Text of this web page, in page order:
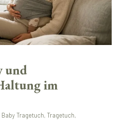
und
im
Tragetuch, Tragetuch,